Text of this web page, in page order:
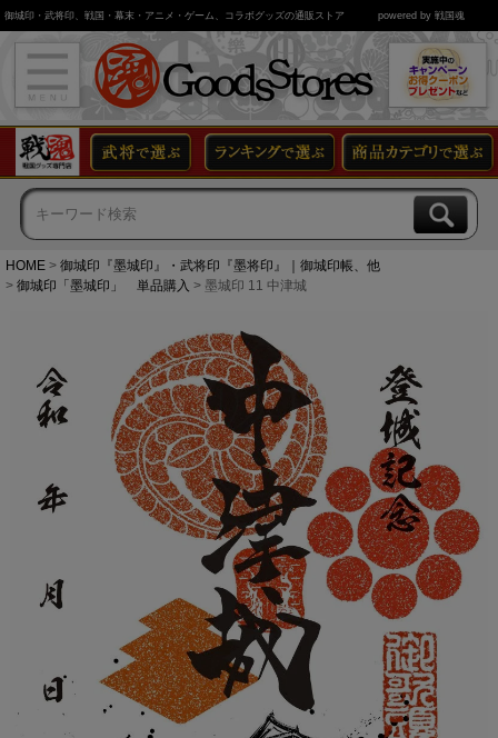
御城印・武将印、戦国・幕末・アニメ・ゲーム、コラボグッズの通販ストア powered by 戦国魂
HOME
御城印『墨城印』・武将印『墨将印』｜御城印帳、他
御城印「墨城印」 単品購入
墨城印 11 中津城